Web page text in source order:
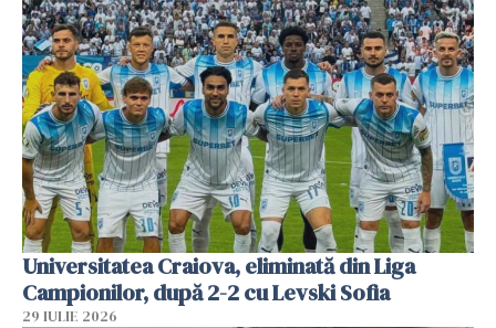
Universitatea Craiova, eliminată din Liga
Campionilor, după 2-2 cu Levski Sofia
29 IULIE 2026